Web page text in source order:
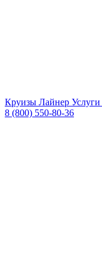
Круизы Лайнер Услуги
8 (800) 550-80-36